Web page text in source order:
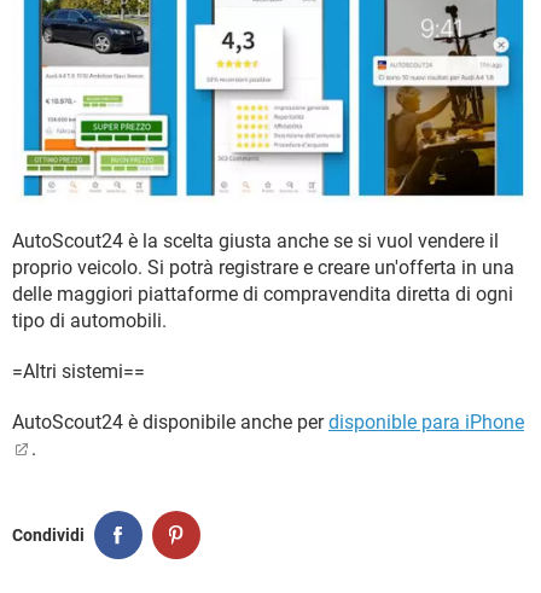
AutoScout24 è la scelta giusta anche se si vuol vendere il
proprio veicolo. Si potrà registrare e creare un'offerta in una
delle maggiori piattaforme di compravendita diretta di ogni
tipo di automobili.
=Altri sistemi==
AutoScout24 è disponibile anche perdisponible para iPhone
.
Condividi